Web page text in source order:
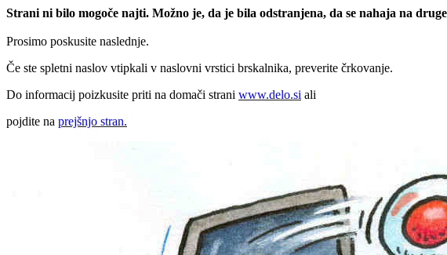
Strani ni bilo mogoče najti. Možno je, da je bila odstranjena, da se nahaja na
Prosimo poskusite naslednje.
Če ste spletni naslov vtipkali v naslovni vrstici brskalnika, preverite črkovanje.
Do informacij poizkusite priti na domači strani www.delo.si ali
pojdite na prejšnjo stran.